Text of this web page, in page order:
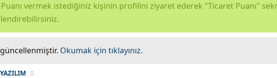
vermek istediğiniz kişinin profilini ziyaret ederek "Ticaret Puanı"
güncellenmiştir. Okumak için tıklayınız.